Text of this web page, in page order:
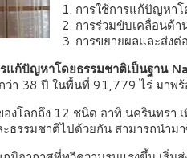
1. การใช้การแก้ปัญหา
2. การร่วมขับเคลื่อนด้
3. การขยายผลและส่ง
แก้ปัญหาโดยธรรมชาติเป็นฐาน
กว่า 38 ปี ในพื้นที่ 91,779 ไร่ ม
งโลกถึง 12 ชนิด อาทิ นครินทรา
ธรรมชาติไปด้วยกัน สามารถนำ